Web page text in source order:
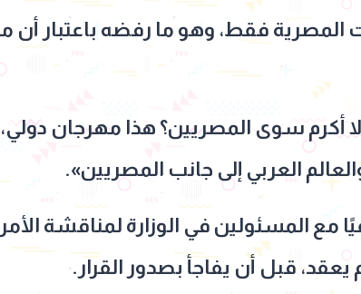
المصرية فقط، وهو ما رفضه باعتبار أن
أكرم سوى المصريين؟ هذا مهرجان
العربي إلى جانب المصريين».
مع المسئولين في الوزارة لمناقشة
يعقد، قبل أن يفاجأ بصدور القرار.